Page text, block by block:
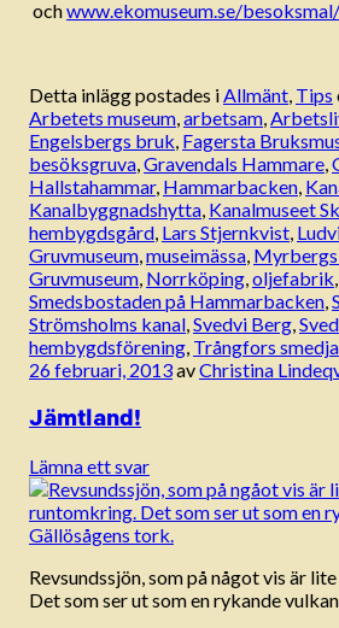
ochwww.ekomuseum.se/
Detta inlägg postades iAllmänt, Tips
Arbetets museum,arbetsam,
Engelsbergs bruk, Fagersta
besöksgruva,Gravendals Hammare,
Hallstahammar, Hammarbacken,
Kanalbyggnadshytta, Kanalmuseet
hembygdsgård, Lars Stjernkvist,
Gruvmuseum,museimässa,
Gruvmuseum, Norrköping,oljefabrik,
Smedsbostaden på Hammarbacken,
Strömsholms kanal,Svedvi Berg,
hembygdsförening, Trångfors
26 februari, 2013avChristina
Jämtland!
Lämna ett svar
Revsundssjön, som på något vis är
Det som ser ut som en rykande